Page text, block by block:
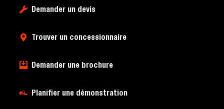
Demander un devis
Trouver un concessionnaire
Demander une brochure
Planifier une démonstration